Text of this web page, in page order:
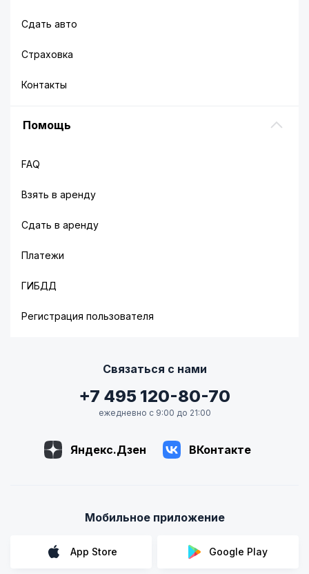
Сдать авто
Страховка
Контакты
Помощь
FAQ
Взять в аренду
Сдать в аренду
Платежи
ГИБДД
Регистрация пользователя
Связаться с нами
+7 495 120-80-70
ежедневно с 9:00 до 21:00
Яндекс.Дзен ВКонтакте
Мобильное приложение
App Store Google Play